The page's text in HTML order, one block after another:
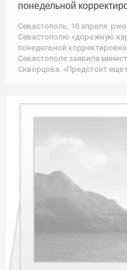
понедельной
Севастополь, 16 апреля.
Севастополю «дорожную
понедельной
Севастополе заявила
Скворцова. «Предстоит еще